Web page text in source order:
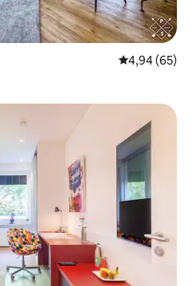
Keskmine
4,94 (65)